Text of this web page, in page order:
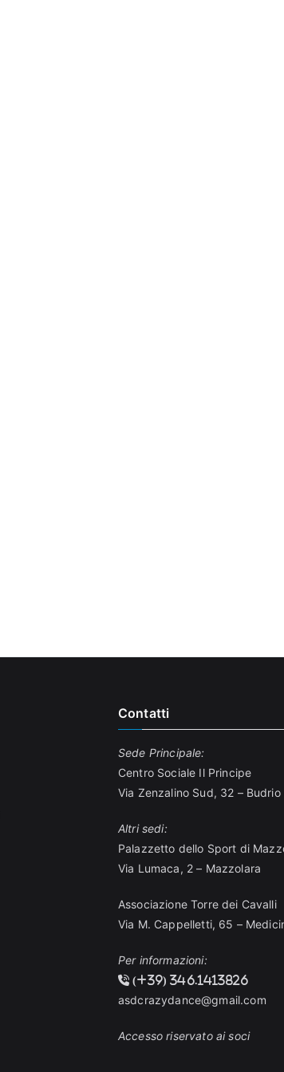
Contatti
Sede Principale:
Centro Sociale Il Principe
Via Zenzalino Sud, 32 – Budrio
Altri sedi:
Palazzetto dello Sport di
Via Lumaca, 2 – Mazzolara
Associazione Torre dei Cavalli
Via M. Cappelletti, 65 –
Per informazioni:
(+39) 346.1413826
asdcrazydance@gmail.com
Accesso riservato ai soci